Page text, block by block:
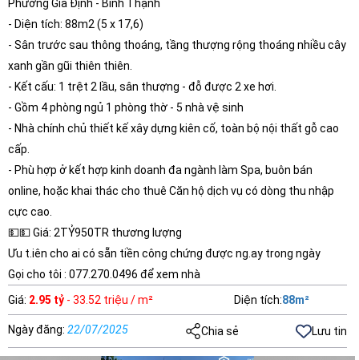
Phường Gia Định - Bình Thạnh
- Diện tích: 88m2 (5 x 17,6)
- Sân trước sau thông thoáng, tầng thượng rộng thoáng nhiều cây
xanh gần gũi thiên thiên.
- Kết cấu: 1 trệt 2 lầu, sân thượng - đỗ được 2 xe hơi.
- Gồm 4 phòng ngủ 1 phòng thờ - 5 nhà vệ sinh
- Nhà chính chủ thiết kế xây dựng kiên cố, toàn bộ nội thất gỗ cao
cấp.
- Phù hợp ở kết hợp kinh doanh đa ngành làm Spa, buôn bán
online, hoặc khai thác cho thuê Căn hộ dịch vụ có dòng thu nhập
cực cao.
💵💵 Giá: 2TỶ950TR thương lượng
Ưu t.iên cho ai có sẵn tiền công chứng được ng.ay trong ngày
Gọi cho tôi : 077.270.0496 để xem nhà
Giá: 2.95 tỷ - 33.52 triệu / m² Diện tích:88m²
Ngày đăng: 22/07/2025 Chia sẻ Lưu tin